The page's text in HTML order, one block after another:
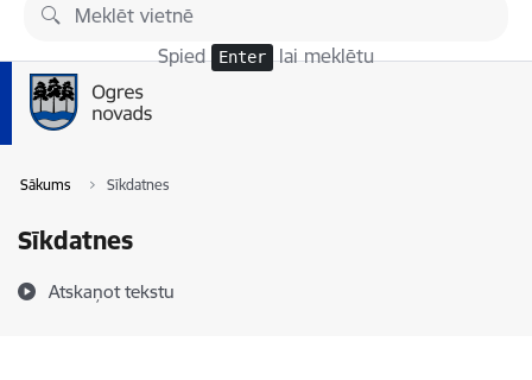
Pāriet uz lapas saturu
Spied Enter lai meklētu
Sākums Sīkdatnes
Sīkdatnes
Atskaņot tekstu